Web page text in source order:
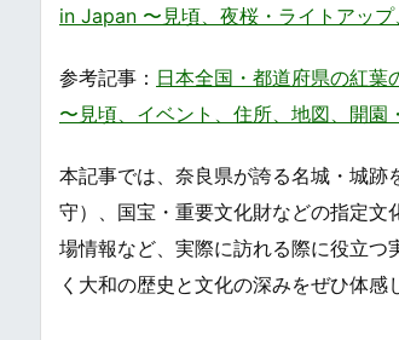
in Japan 〜見頃、夜桜・ライトアッ
参考記事： 日本全国・都道府県の紅
〜見頃、イベント、住所、地図、開
本記事では、奈良県が誇る名城・城
守）、国宝・重要文化財などの指定
場情報など、実際に訪れる際に役立
く大和の歴史と文化の深みをぜひ体感